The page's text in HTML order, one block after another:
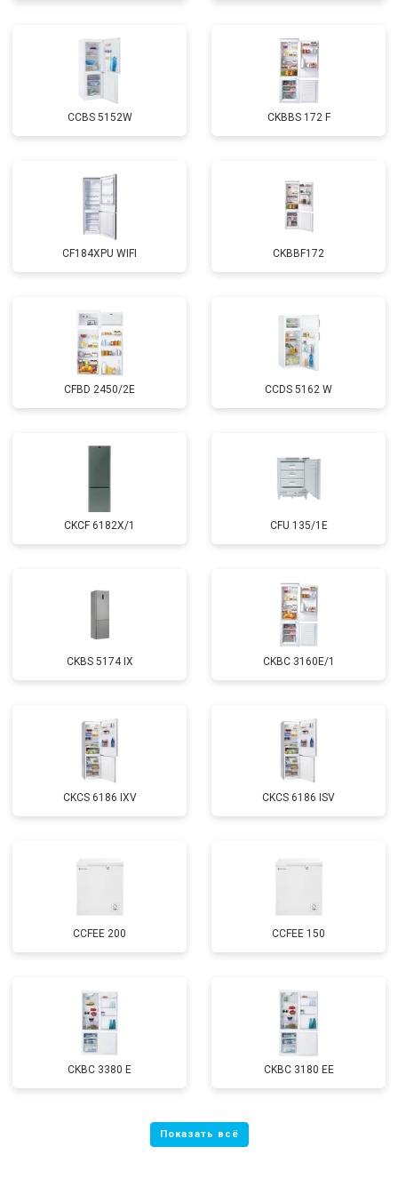
CCBS 5152W CKBBS 172 F
CF184XPU WIFI CKBBF172
CFBD 2450/2E CCDS 5162 W
CKCF 6182X/1 CFU 135/1E
CKBS 5174 IX CKBC 3160E/1
CKCS 6186 IXV CKCS 6186 ISV
CCFEE 200 CCFEE 150
CKBC 3380 E CKBC 3180 EE